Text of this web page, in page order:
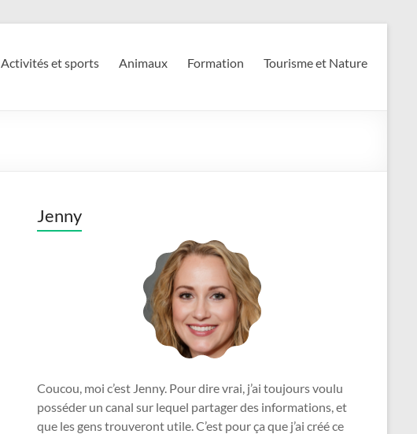
Activités et sports Animaux Formation Tourisme et Nature
Jenny
Coucou, moi c’est Jenny. Pour dire vrai, j’ai toujours voulu
posséder un canal sur lequel partager des informations, et
que les gens trouveront utile. C’est pour ça que j’ai créé ce